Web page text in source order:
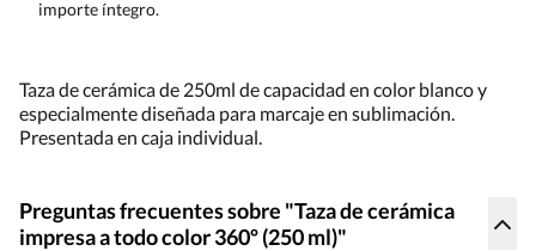
importe íntegro.
Taza de cerámica de 250ml de capacidad en color blanco y
especialmente diseñada para marcaje en sublimación.
Presentada en caja individual.
Preguntas frecuentes sobre "Taza de cerámica
impresa a todo color 360º (250 ml)"